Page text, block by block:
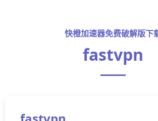
快橙加速器免费破解版下
fastvpn